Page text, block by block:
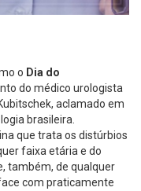
o Dia do
do médico urologista
aclamado em
brasileira.
que trata os distúrbios
faixa etária e do
também, de qualquer
com praticamente